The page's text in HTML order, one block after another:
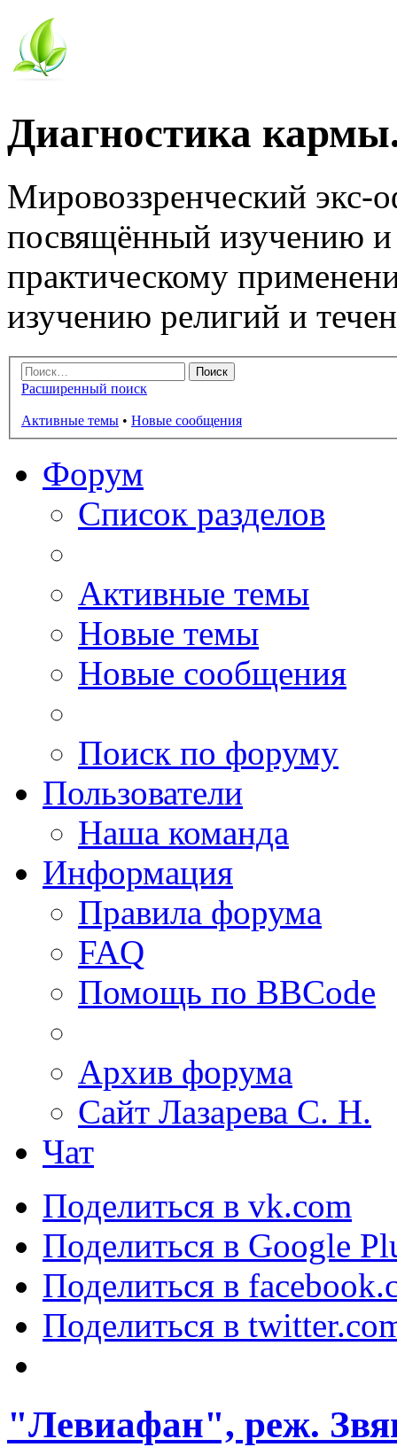
Диагностика
Мировоззренческий
посвящённый изучению
практическому
изучению религий и
Расширенный поиск
Активные темы • Новые сообщения
Форум
Список разделов
Активные темы
Новые темы
Новые сообщения
Поиск по форуму
Пользователи
Наша команда
Информация
Правила форума
FAQ
Помощь по BBCode
Архив форума
Сайт Лазарева С. Н.
Чат
Поделиться в vk.com
Поделиться в Google
Поделиться в
Поделиться в
"Левиафан", реж.